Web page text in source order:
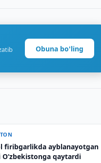
Obuna bo'ling
firibgarlikda ayblanayotgan
O‘zbekistonga qaytardi